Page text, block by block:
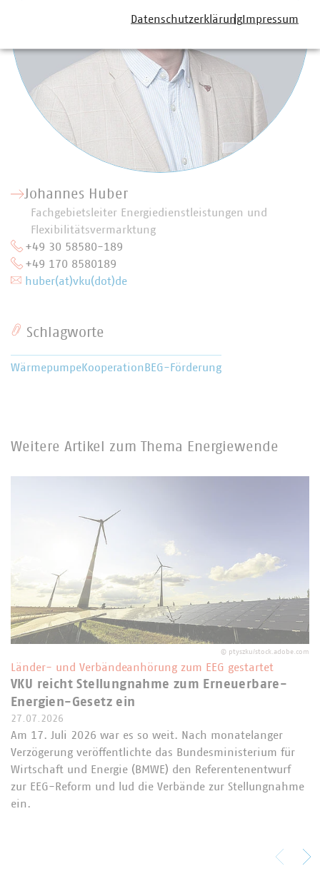
Johannes Huber
Fachgebietsleiter Energiedienstleistungen und
Flexibilitätsvermarktung
+49 30 58580-189
+49 170 8580189
huber(at)vku(dot)de
Schlagworte
WärmepumpeKooperation BEG-Förderung
Weitere Artikel zum Thema Energiewende
© ptyszku/stock.adobe.com
Länder- und Verbändeanhörung zum EEG gestartet
VKU reicht Stellungnahme zum Erneuerbare-
Energien-Gesetz ein
27.07.2026
Am 17. Juli 2026 war es so weit. Nach monatelanger
Verzögerung veröffentlichte das Bundesministerium für
Wirtschaft und Energie (BMWE) den Referentenentwurf
zur EEG-Reform und lud die Verbände zur Stellungnahme
ein.
DatenschutzerklärungImpressum